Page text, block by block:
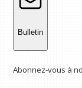
Bulletin
Abonnez-vous à